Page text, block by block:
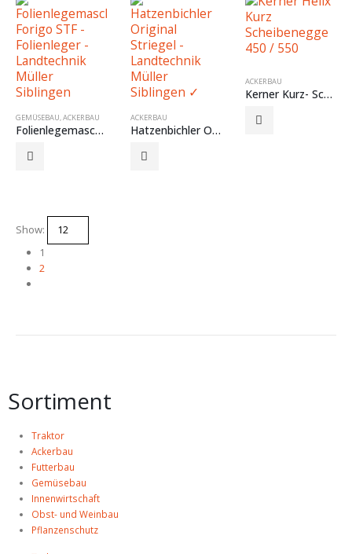
GEMÜSEBAU ACKERBAU
Folienlegemaschine Forigo STF
ACKERBAU
Hatzenbichler Original Striegel
ACKERBAU
Kerner Kurz- Scheibenegge HELIX 450 / 550
Show:
1
2
Sortiment
Traktor
Ackerbau
Futterbau
Gemüsebau
Innenwirtschaft
Obst- und Weinbau
Pflanzenschutz